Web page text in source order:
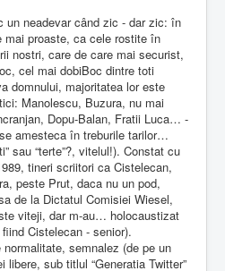
un neadevar când zic - dar zic: în
mai proaste, ca cele rostite în
nostri, care de care mai securist,
cel mai dobiBoc dintre toti
domnului, majoritatea lor este
Manolescu, Buzura, nu mai
Dopu-Balan, Fratii Luca… -
amesteca în treburile tarilor…
sau “terte”?, vitelul!). Constat cu
tineri scriitori ca Cistelecan,
peste Prut, daca nu un pod,
de la Dictatul Comisiei Wiesel,
viteji, dar m-au… holocaustizat
Cistelecan - senior).
semnalez (de pe un
libere, sub titlul “Generatia Twitter”